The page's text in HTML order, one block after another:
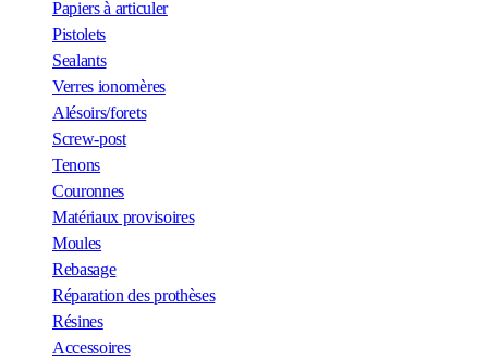
Papiers à articuler
Pistolets
Sealants
Verres ionomères
Alésoirs/forets
Screw-post
Tenons
Couronnes
Matériaux provisoires
Moules
Rebasage
Réparation des prothèses
Résines
Accessoires